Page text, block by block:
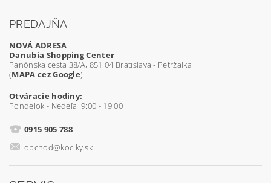
PREDAJŇA
NOVÁ ADRESA
Danubia Shopping Center
Panónska cesta 38/A, 851 04 Bratislava - Petržalka
(MAPA cez Google)
Otváracie hodiny:
Pondelok - Nedeľa 9:00 - 19:00
0915 905 788
obchod@kociky.sk